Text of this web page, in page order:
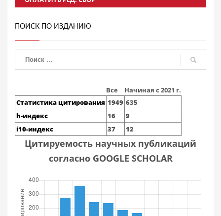
ПОИСК ПО ИЗДАНИЮ
Все
Начиная с 2021 г.
Статистика цитирования 1949 635
h-индекс
16
9
i10-индекс
37 12
Цитируемость научных публикаций
согласно GOOGLE SCHOLAR